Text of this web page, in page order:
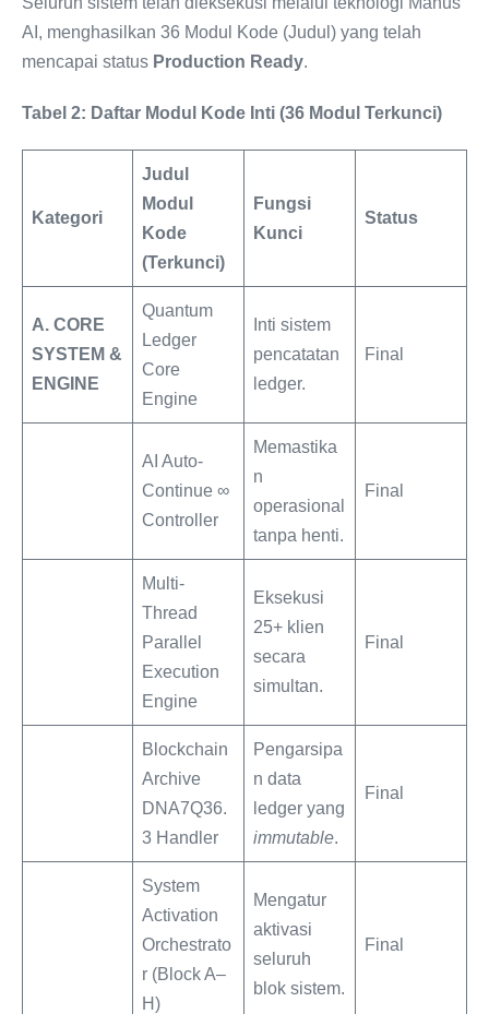
AI, menghasilkan 36 Modul Kode (Judul) yang telah
mencapai status Production Ready.
Tabel 2: Daftar Modul Kode Inti (36 Modul Terkunci)
Kategori
Judul
Modul
Kode
(Terkunci)
Fungsi
Kunci
Status
A. CORE
SYSTEM &
ENGINE
Quantum
Ledger
Core
Engine
Inti sistem
pencatatan
ledger.
Final
AI Auto-
Continue ∞
Controller
Memastika
n
operasional
tanpa henti.
Final
Multi-
Thread
Parallel
Execution
Engine
Eksekusi
25+ klien
secara
simultan.
Final
Blockchain
Archive
DNA7Q36.
3 Handler
Pengarsipa
n data
ledger yang
immutable.
Final
System
Activation
Orchestrato
r (Block A‒
H)
Mengatur
aktivasi
seluruh
blok sistem.
Final